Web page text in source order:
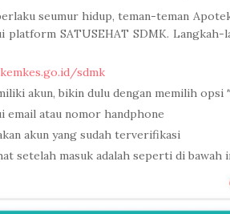
seumur hidup, teman-teman
platform SATUSEHAT SDMK. Langkah-
sdmk
akun, bikin dulu dengan memilih opsi
email atau nomor handphone
akun yang sudah terverifikasi
setelah masuk adalah seperti di bawah